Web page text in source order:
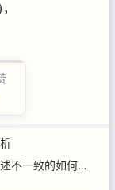
致的如何认定？